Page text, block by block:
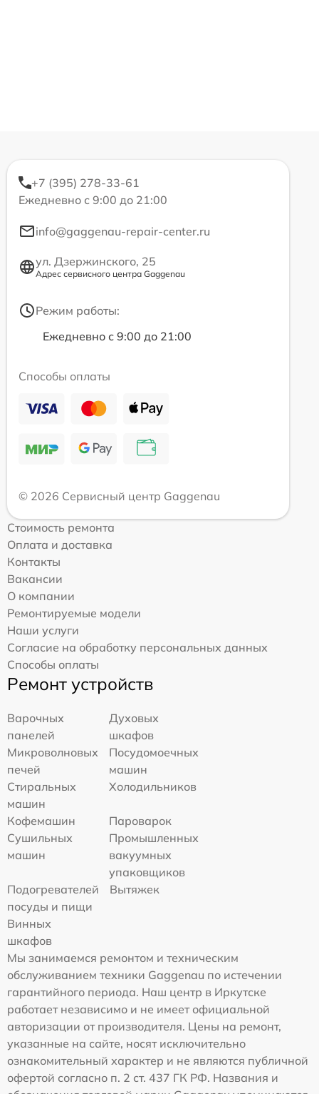
+7 (395) 278-33-61
Ежедневно с 9:00 до 21:00
info@gaggenau-repair-center.ru
ул. Дзержинского, 25
Адрес сервисного центра Gaggenau
Режим работы:
Ежедневно с 9:00 до 21:00
Способы оплаты
© 2026 Сервисный центр Gaggenau
Стоимость ремонта
Оплата и доставка
Контакты
Вакансии
О компании
Ремонтируемые модели
Наши услуги
Согласие на обработку персональных данных
Способы оплаты
Ремонт устройств
Варочных
панелей
Духовых
шкафов
Микроволновых
печей
Посудомоечных
машин
Стиральных
машин
Холодильников
Кофемашин
Пароварок
Сушильных
машин
Промышленных
вакуумных
упаковщиков
Подогревателей
посуды и пищи
Вытяжек
Винных
шкафов
Мы занимаемся ремонтом и техническим
обслуживанием техники Gaggenau по истечении
гарантийного периода. Наш центр в Иркутске
работает независимо и не имеет официальной
авторизации от производителя. Цены на ремонт,
указанные на сайте, носят исключительно
ознакомительный характер и не являются публичной
офертой согласно п. 2 ст. 437 ГК РФ. Названия и